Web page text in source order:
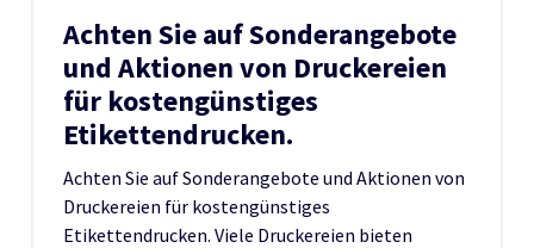
Achten Sie auf Sonderangebote
und Aktionen von Druckereien
für kostengünstiges
Etikettendrucken.
Achten Sie auf Sonderangebote und Aktionen von
Druckereien für kostengünstiges
Etikettendrucken. Viele Druckereien bieten